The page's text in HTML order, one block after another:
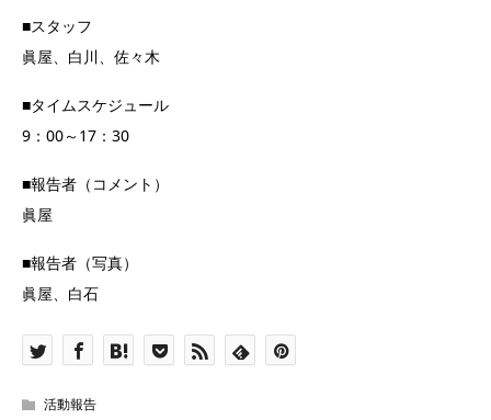
■スタッフ
眞屋、白川、佐々木
■タイムスケジュール
9：00～17：30
■報告者（コメント）
眞屋
■報告者（写真）
眞屋、白石
活動報告